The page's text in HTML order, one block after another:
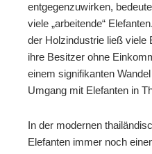
entgegenzuwirken,
viele „arbeitende“
der Holzindustrie ließ viele
ihre Besitzer ohne
einem signifikanten
Umgang mit Elefanten in
In der modernen
Elefanten immer noch